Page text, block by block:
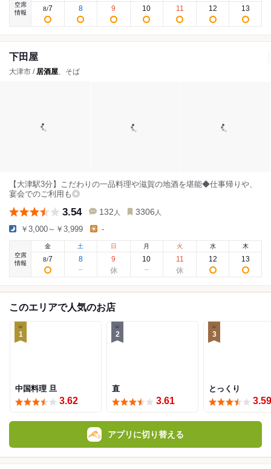
空席
情報
8/7 8 9 10 11 12 13
下田屋
大津市 / 居酒屋、そば
【大津駅3分】こだわりの一品料理や滋賀の地酒を堪能◆仕事帰りや、
宴会でのご利用も◎
3.54 132 人 3306 人
￥3,000～￥3,999 -
空席
情報
金
8/7
土
8
日
9
月
10
火
11
水
12
木
13
このエリアで人気のお店
1
中国料理 旦
3.62
2
直
3.61
3
とっくり
3.59
アプリに切り替える